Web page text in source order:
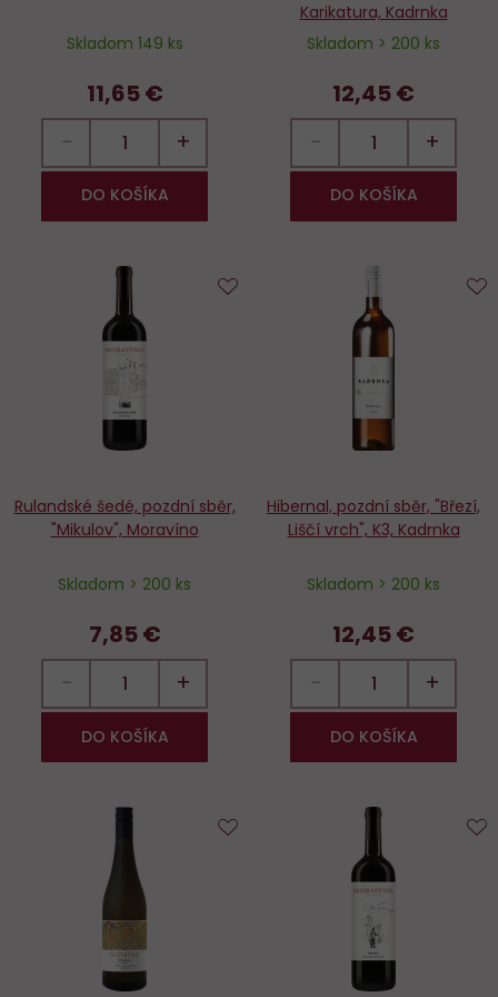
Skladom 149 ks
11,65 €
− +
DO KOŠÍKA
Karikatura, Kadrnka
Skladom > 200 ks
12,45 €
− +
DO KOŠÍKA
Rulandské šedé, pozdní sběr,
"Mikulov", Moravíno
Skladom > 200 ks
7,85 €
− +
DO KOŠÍKA
Hibernal, pozdní sběr, "Březí,
Liščí vrch", K3, Kadrnka
Skladom > 200 ks
12,45 €
− +
DO KOŠÍKA